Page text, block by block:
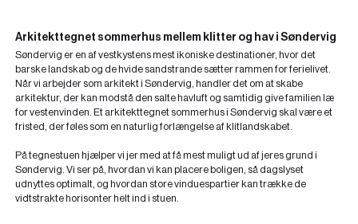
Arkitekttegnet sommerhus mellem klitter og hav i Søndervig
Søndervig er en af vestkystens mest ikoniske destinationer, hvor det
barske landskab og de hvide sandstrande sætter rammen for ferielivet.
Når vi arbejder som arkitekt i Søndervig, handler det om at skabe
arkitektur, der kan modstå den salte havluft og samtidig give familien læ
for vestenvinden. Et arkitekttegnet sommerhus i Søndervig skal være et
fristed, der føles som en naturlig forlængelse af klitlandskabet.
På tegnestuen hjælper vi jer med at få mest muligt ud af jeres grund i
Søndervig. Vi ser på, hvordan vi kan placere boligen, så dagslyset
udnyttes optimalt, og hvordan store vinduespartier kan trække de
vidtstrakte horisonter helt ind i stuen.